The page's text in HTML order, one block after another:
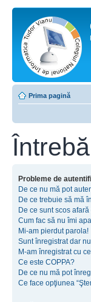
Prima pagină
Probleme de
De ce nu mă pot
De ce trebuie să mă
De ce sunt scos
Cum fac să nu îmi
Mi-am pierdut parola!
Sunt înregistrat dar
M-am înregistrat cu
Ce este COPPA?
De ce nu mă pot
Ce face opţiunea